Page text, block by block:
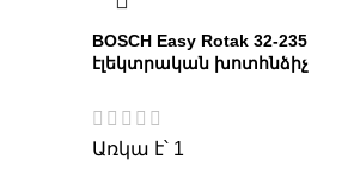
BOSCH Easy Rotak 32-235
էլեկտրական խոտհնձիչ
Առկա է՝ 1